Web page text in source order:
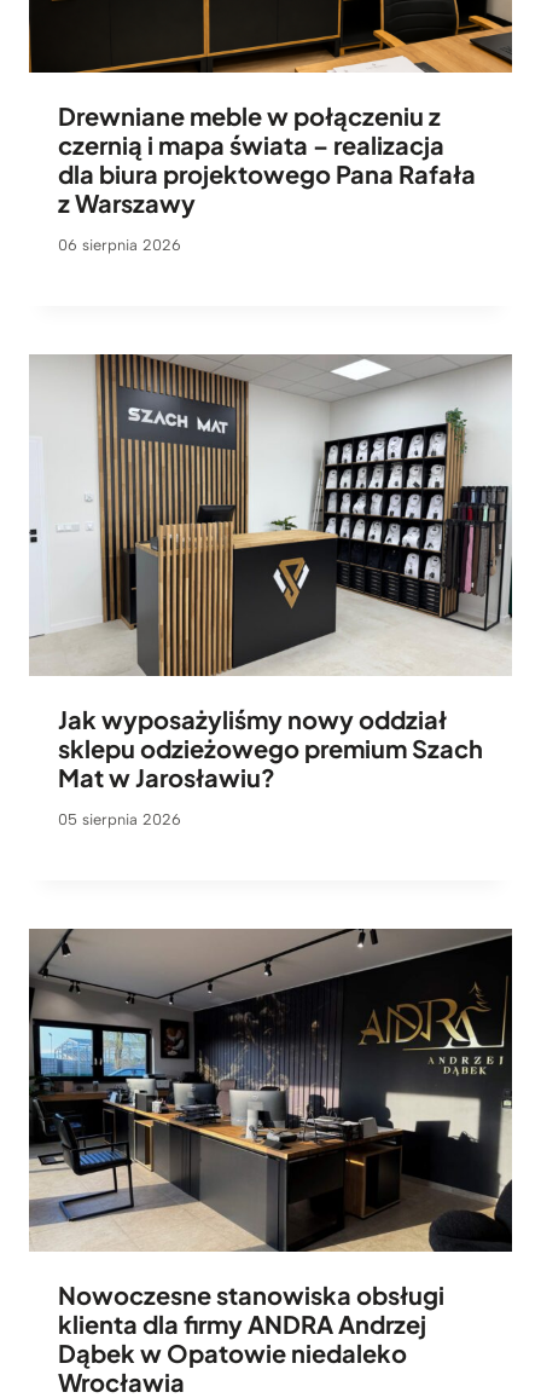
Drewniane meble w połączeniu z
czernią i mapa świata – realizacja
dla biura projektowego Pana Rafała
z Warszawy
06 sierpnia 2026
Jak wyposażyliśmy nowy oddział
sklepu odzieżowego premium Szach
Mat w Jarosławiu?
05 sierpnia 2026
Nowoczesne stanowiska obsługi
klienta dla firmy ANDRA Andrzej
Dąbek w Opatowie niedaleko
Wrocławia